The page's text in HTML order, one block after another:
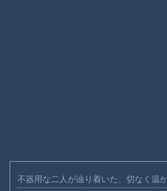
不器用な二人が辿り着いた、切なく温